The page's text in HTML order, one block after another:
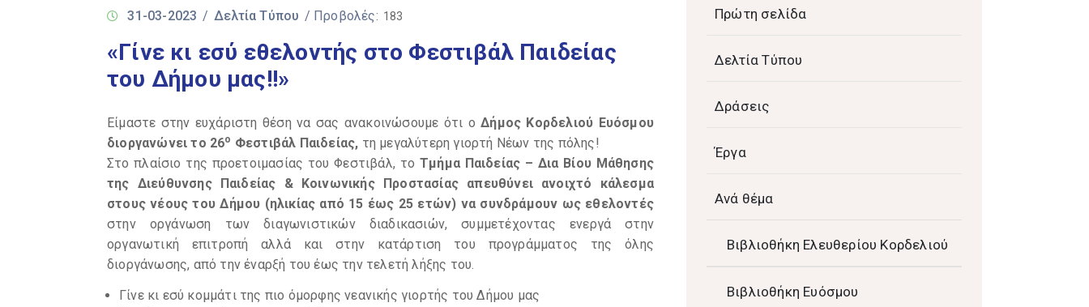
31-03-2023 / Δελτία Τύπου / Προβολές: 183
«Γίνε κι εσύ εθελοντής στο Φεστιβάλ Παιδείας
του Δήμου μας!!»
Είμαστε στην ευχάριστη θέση να σας ανακοινώσουμε ότι οΔήμος Κορδελιού Ευόσμου
διοργανώνει το 26ο Φεστιβάλ Παιδείας, τη μεγαλύτερη γιορτή Νέων της πόλης!
Στο πλαίσιο της προετοιμασίας του Φεστιβάλ, το Τμήμα Παιδείας – Δια Βίου Μάθησης
της Διεύθυνσης Παιδείας & Κοινωνικής Προστασίας απευθύνει ανοιχτό κάλεσμα
στους νέους του Δήμου (ηλικίας από 15 έως 25 ετών) να συνδράμουν ως εθελοντές
στην οργάνωση των διαγωνιστικών διαδικασιών, συμμετέχοντας ενεργά στην
οργανωτική επιτροπή αλλά και στην κατάρτιση του προγράμματος της όλης
διοργάνωσης, από την έναρξή του έως την τελετή λήξης του.
Γίνε κι εσύ κομμάτι της πιο όμορφης νεανικής γιορτής του Δήμου μας
Πρώτη σελίδα
Δελτία Τύπου
Δράσεις
Έργα
Ανά θέμα
Βιβλιοθήκη Ελευθερίου Κορδελιού
Βιβλιοθήκη Ευόσμου